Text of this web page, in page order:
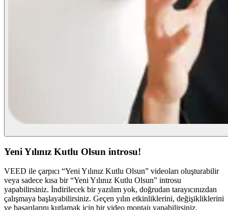
Yeni Yılınız Kutlu Olsun introsu!
VEED ile çarpıcı “Yeni Yılınız Kutlu Olsun” videoları oluşturabilir
veya sadece kısa bir “Yeni Yılınız Kutlu Olsun” introsu
yapabilirsiniz. İndirilecek bir yazılım yok, doğrudan tarayıcınızdan
çalışmaya başlayabilirsiniz. Geçen yılın etkinliklerini, değişikliklerini
ve başarılarını kutlamak için bir video montajı yapabilirsiniz.